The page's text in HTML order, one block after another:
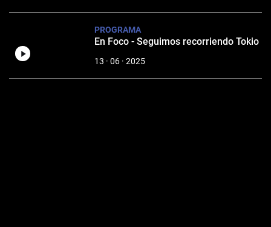
PROGRAMA
En Foco - Seguimos recorriendo Tokio
13 · 06 · 2025